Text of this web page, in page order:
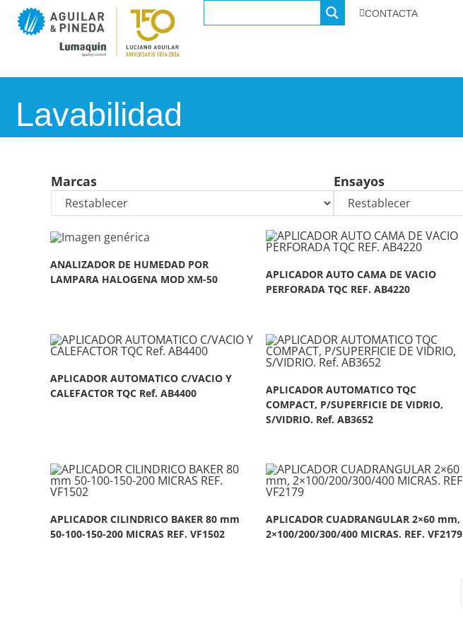
CONTACTA
Lavabilidad
Marcas Ensayos
ANALIZADOR DE HUMEDAD POR
LAMPARA HALOGENA MOD XM-50
APLICADOR AUTO CAMA DE VACIO
PERFORADA TQC REF. AB4220
APLICADOR AUTOMATICO C/VACIO Y
CALEFACTOR TQC Ref. AB4400
APLICADOR AUTOMATICO TQC
COMPACT, P/SUPERFICIE DE VIDRIO,
S/VIDRIO. Ref. AB3652
APLICADOR CILINDRICO BAKER 80 mm
50-100-150-200 MICRAS REF. VF1502
APLICADOR CUADRANGULAR 2×60 mm,
2×100/200/300/400 MICRAS. REF. VF2179